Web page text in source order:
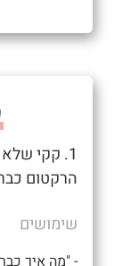
1. קקי
הרקטום
שימושים
- "מה איך